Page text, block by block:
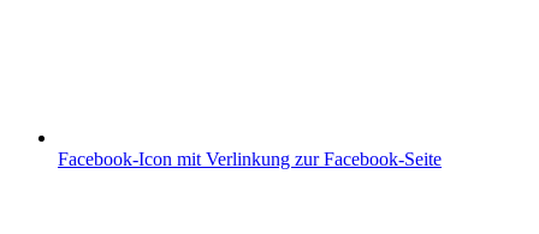
Facebook-Icon mit Verlinkung zur Facebook-Seite